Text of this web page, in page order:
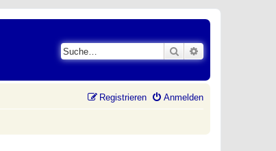
Suche
Anmelden
Registrieren